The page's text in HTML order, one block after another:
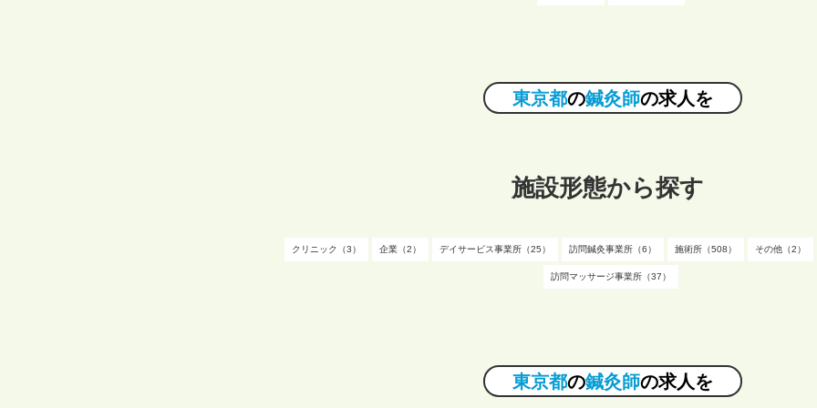
東京都の鍼灸師の求人を
施設形態から探す
クリニック（3） 企業（2） デイサービス事業所（25） 訪問鍼灸事業所（6） 施術所（508） その他（2）
訪問マッサージ事業所（37）
東京都の鍼灸師の求人を